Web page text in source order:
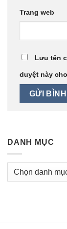
Trang web
Lưu tên
duyệt này
DANH MỤC
Danh